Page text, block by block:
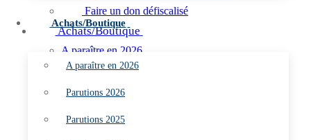
Achats/Boutique
A paraître en 2026
Parutions 2026
Parutions 2025
Faire un don défiscalisé
Achats/Boutique
A paraître en 2026
Parutions 2026
Parutions 2025
Parutions 2023